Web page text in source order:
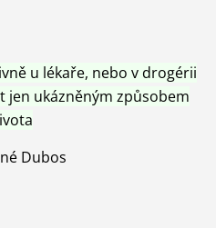
u lékaře, nebo v drogérii
jen ukázněným způsobem
Dubos